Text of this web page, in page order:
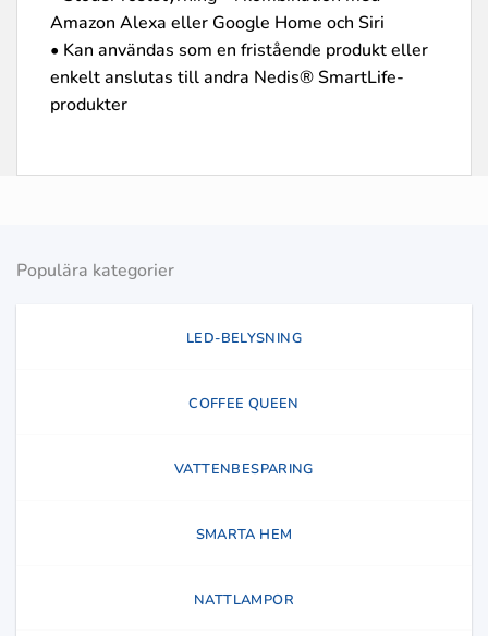
Amazon Alexa eller Google Home och Siri
• Kan användas som en fristående produkt eller
enkelt anslutas till andra Nedis® SmartLife-
produkter
Populära kategorier
LED-BELYSNING
COFFEE QUEEN
VATTENBESPARING
SMARTA HEM
NATTLAMPOR